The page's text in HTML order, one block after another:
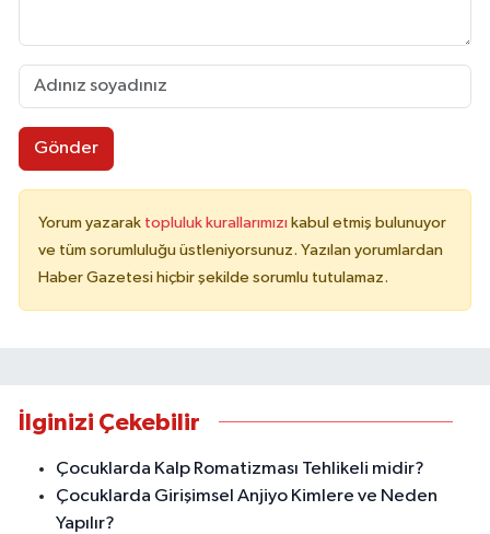
Gönder
Yorum yazarak topluluk kurallarımızı kabul etmiş bulunuyor
ve tüm sorumluluğu üstleniyorsunuz. Yazılan yorumlardan
Haber Gazetesi hiçbir şekilde sorumlu tutulamaz.
İlginizi Çekebilir
Çocuklarda Kalp Romatizması Tehlikeli midir?
Çocuklarda Girişimsel Anjiyo Kimlere ve Neden
Yapılır?